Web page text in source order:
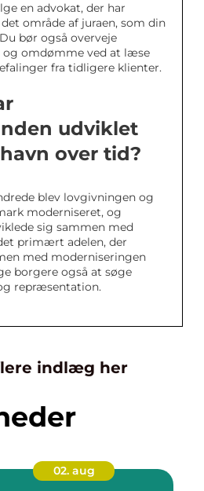
en advokat, der har
område af juraen, som din
bør også overveje
og omdømme ved at læse
fra tidligere klienter.
udviklet
over tid?
blev lovgivningen og
moderniseret, og
sig sammen med
primært adelen, der
med moderniseringen
borgere også at søge
repræsentation.
indlæg her
02. aug